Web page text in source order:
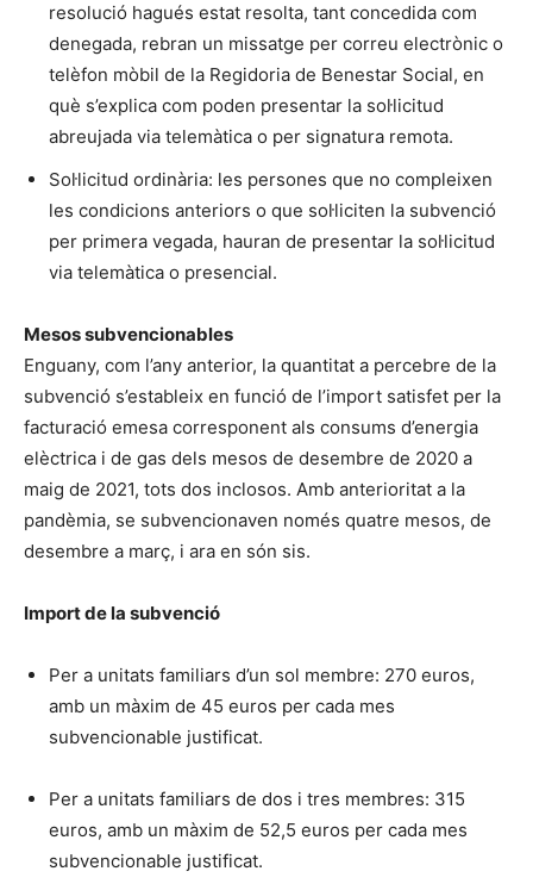
resolució hagués estat resolta, tant concedida com
denegada, rebran un missatge per correu electrònic o
telèfon mòbil de la Regidoria de Benestar Social, en
què s’explica com poden presentar la sol·licitud
abreujada via telemàtica o per signatura remota.
Sol·licitud ordinària: les persones que no compleixen
les condicions anteriors o que sol·liciten la subvenció
per primera vegada, hauran de presentar la sol·licitud
via telemàtica o presencial.
Mesos subvencionables
Enguany, com l’any anterior, la quantitat a percebre de la
subvenció s’estableix en funció de l’import satisfet per la
facturació emesa corresponent als consums d’energia
elèctrica i de gas dels mesos de desembre de 2020 a
maig de 2021, tots dos inclosos. Amb anterioritat a la
pandèmia, se subvencionaven només quatre mesos, de
desembre a març, i ara en són sis.
Import de la subvenció
Per a unitats familiars d’un sol membre: 270 euros,
amb un màxim de 45 euros per cada mes
subvencionable justificat.
Per a unitats familiars de dos i tres membres: 315
euros, amb un màxim de 52,5 euros per cada mes
subvencionable justificat.